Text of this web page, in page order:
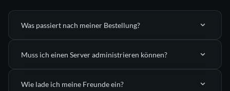
Was passiert nach meiner Bestellung?
Grundinstallation mit einem
Muss ich einen Server administrieren können?
Wie lade ich meine Freunde ein?